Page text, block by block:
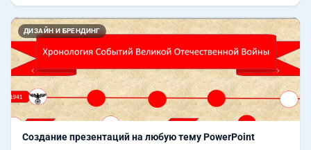
ДИЗАЙН И БРЕНДИНГ
Назад
Создание презентаций на любую тему PowerPoint